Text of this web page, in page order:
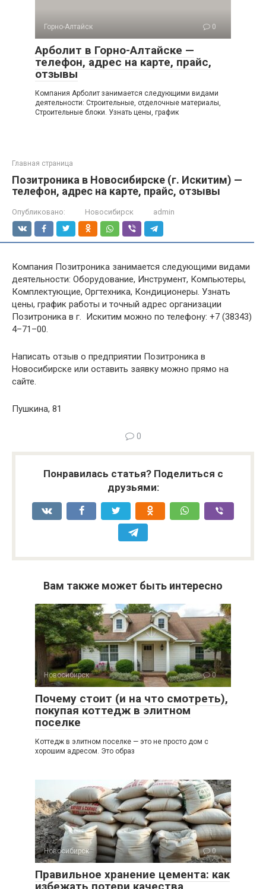
Горно-Алтайск 0
Арболит в Горно-Алтайске —
телефон, адрес на карте, прайс,
отзывы
Компания Арболит занимается следующими видами
деятельности: Строительные, отделочные материалы,
Строительные блоки. Узнать цены, график
Главная страница
Позитроника в Новосибирске (г. Искитим) —
телефон, адрес на карте, прайс, отзывы
Опубликовано: Новосибирск admin
Компания Позитроника занимается следующими видами
деятельности: Оборудование, Инструмент, Компьютеры,
Комплектующие, Оргтехника, Кондиционеры. Узнать
цены, график работы и точный адрес организации
Позитроника в г. Искитим можно по телефону: +7 (38343)
4–71–00.
Написать отзыв о предприятии Позитроника в
Новосибирске или оставить заявку можно прямо на
сайте.
Пушкина, 81
0
Понравилась статья? Поделиться с
друзьями:
Вам также может быть интересно
Новосибирск 0
Почему стоит (и на что смотреть),
покупая коттедж в элитном
поселке
Коттедж в элитном поселке — это не просто дом с
хорошим адресом. Это образ
Новосибирск 0
Правильное хранение цемента: как